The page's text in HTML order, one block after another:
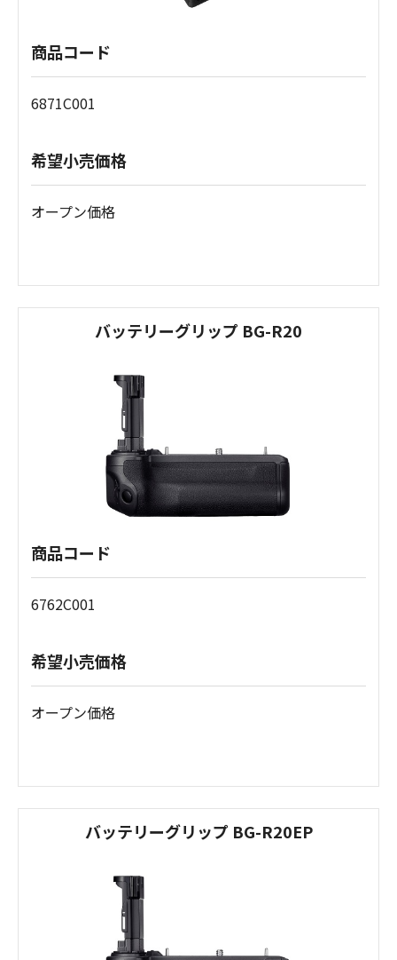
商品コード
6871C001
希望小売価格
オープン価格
バッテリーグリップ BG-R20
商品コード
6762C001
希望小売価格
オープン価格
バッテリーグリップ BG-R20EP